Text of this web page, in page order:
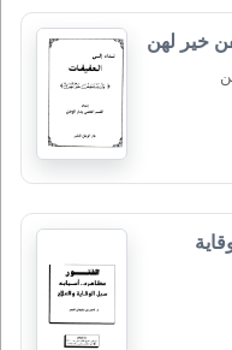
خير لهن